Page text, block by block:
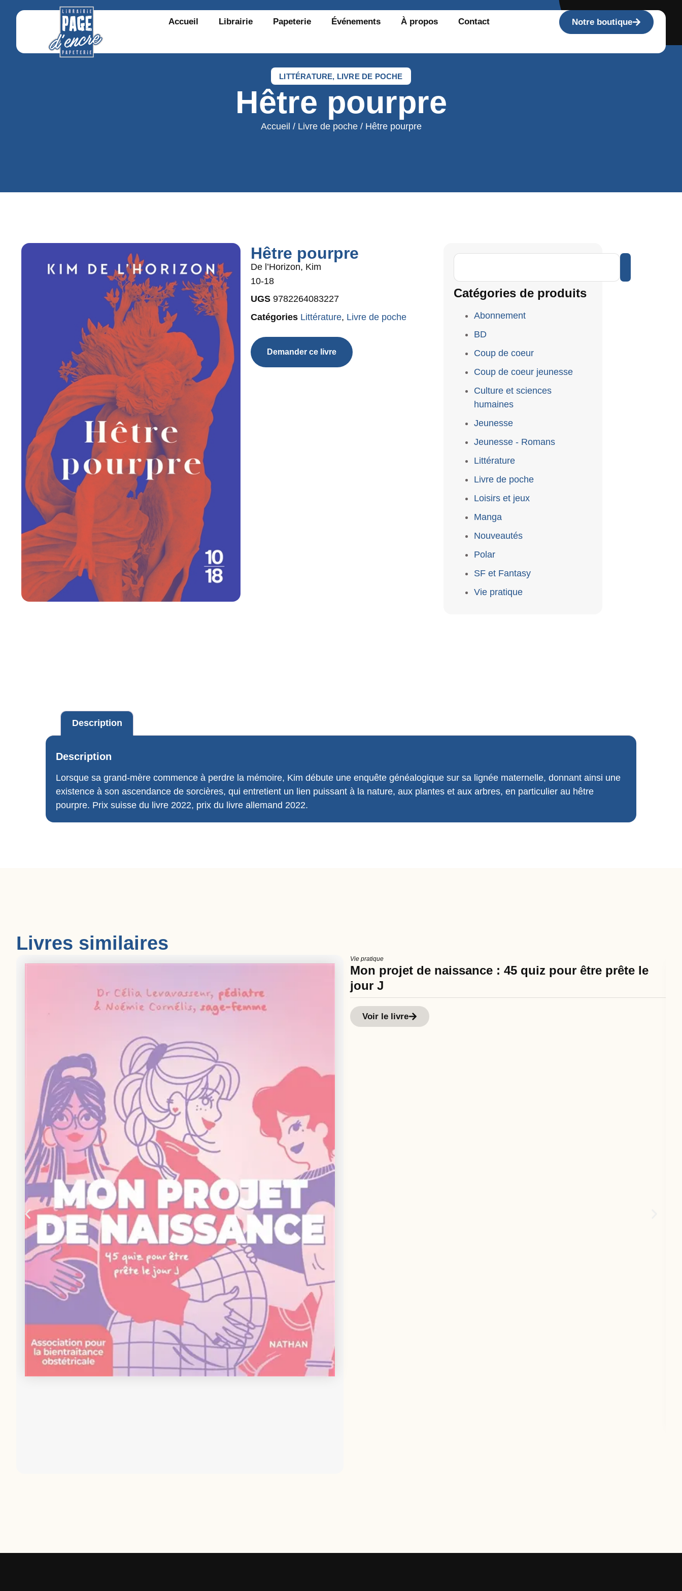
Accueil Librairie Papeterie Événements À propos Contact Notre boutique
LITTÉRATURE, LIVRE DE POCHE
Hêtre pourpre
Accueil / Livre de poche/ Hêtre pourpre
Hêtre pourpre
De l’Horizon, Kim
10-18
UGS 9782264083227
Catégories Littérature, Livre de poche
Demander ce livre
Catégories de produits
Abonnement
BD
Coup de coeur
Coup de coeur jeunesse
Culture et sciences
humaines
Jeunesse
Jeunesse - Romans
Littérature
Livre de poche
Loisirs et jeux
Manga
Nouveautés
Polar
SF et Fantasy
Vie pratique
Description
Description
Lorsque sa grand-mère commence à perdre la mémoire, Kim débute une enquête généalogique sur sa lignée maternelle, donnant ainsi une
existence à son ascendance de sorcières, qui entretient un lien puissant à la nature, aux plantes et aux arbres, en particulier au hêtre
pourpre. Prix suisse du livre 2022, prix du livre allemand 2022.
Livres similaires
Vie pratique
Mon projet de naissance : 45 quiz pour être prête le
jour J
Voir le livre